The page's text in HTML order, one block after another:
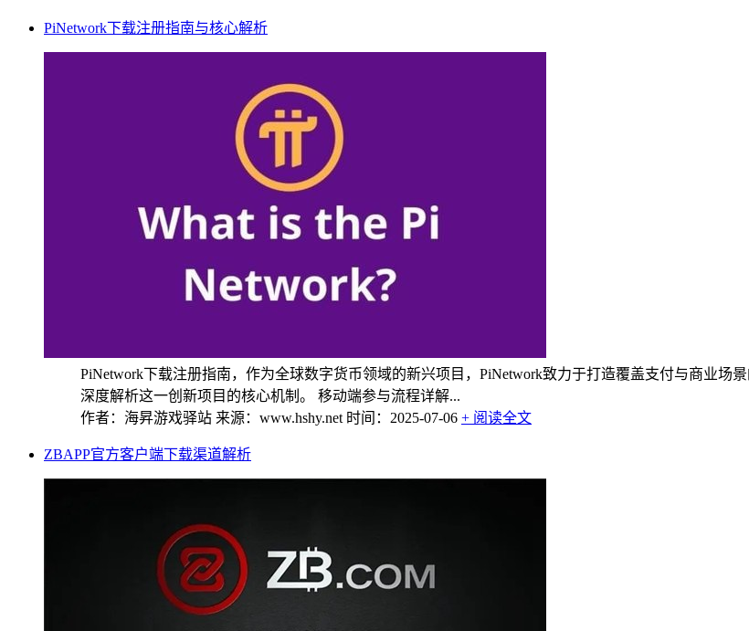
PiNetwork下载注册指南与核心解析
PiNetwork下载注册指南，作为全球数字货币领域的新兴项目，PiNetwork致力于打造覆盖支付与商业场
深度解析这一创新项目的核心机制。 移动端参与流程详解...
作者：海昇游戏驿站 来源：www.hshy.net 时间：2025-07-06 + 阅读全文
ZBAPP官方客户端下载渠道解析